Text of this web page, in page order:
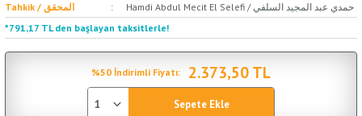
Tahkik / المحقق
Hamdi Abdul Mecit El Selefi / حمدي عبد المجيد السلفي
*791,17 TL den başlayan taksitlerle!
%50 İndirimli Fiyatı: 2.373,50 TL
Sepete Ekle